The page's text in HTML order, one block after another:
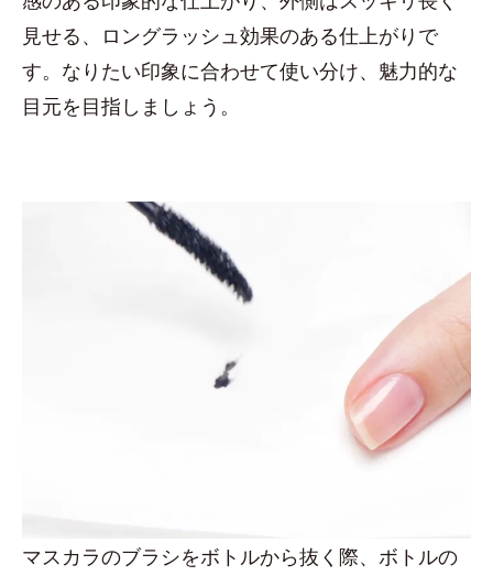
見せる、ロングラッシュ効果のある仕上がりで
す。なりたい印象に合わせて使い分け、魅力的な
目元を目指しましょう。
マスカラのブラシをボトルから抜く際、ボトルの